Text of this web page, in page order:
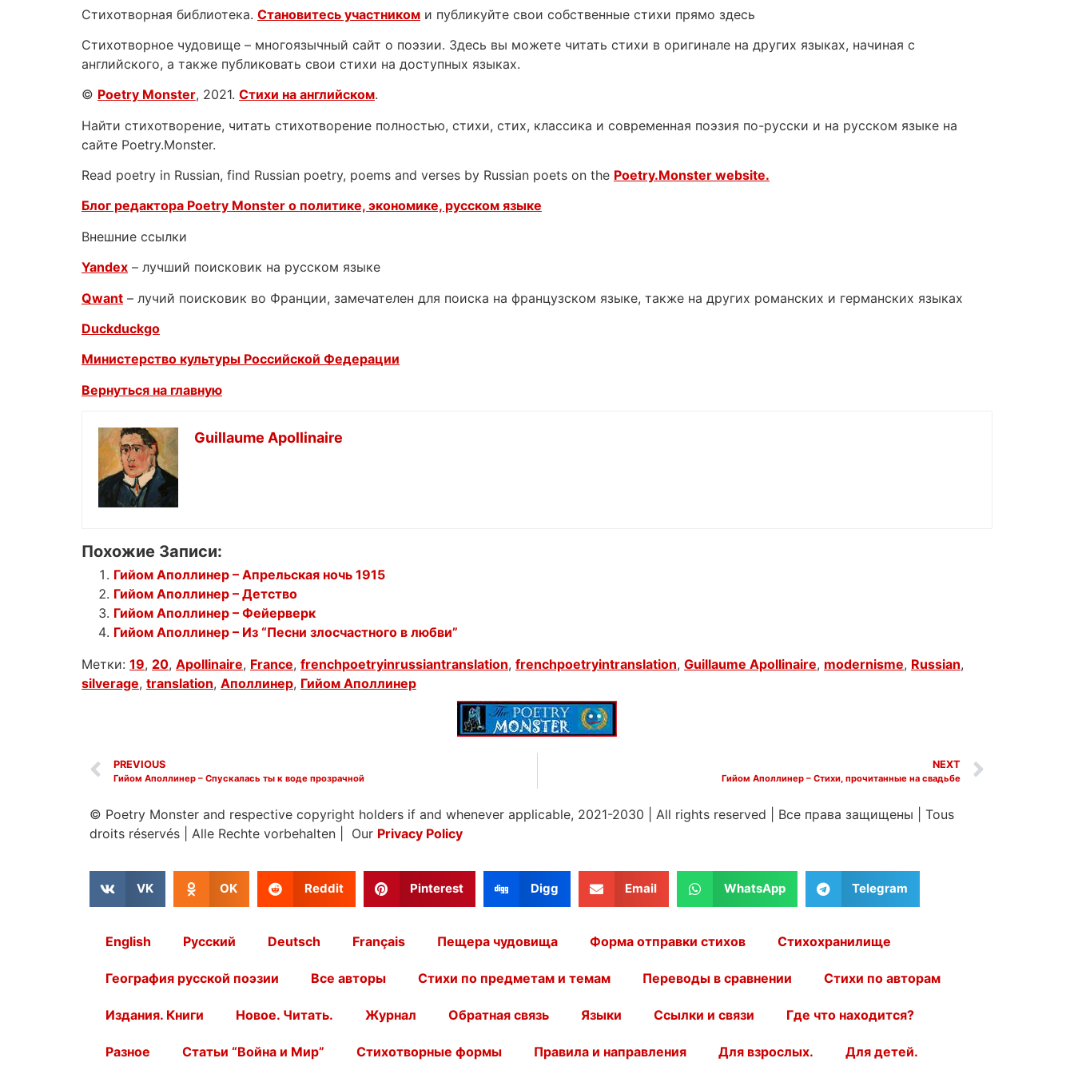
Стихотворная библиотека. Становитесь участником и публикуйте свои собственные стихи прямо здесь
Стихотворное чудовище – многоязычный сайт о поэзии. Здесь вы можете читать стихи в оригинале на других языках, начиная с
английского, а также публиковать свои стихи на доступных языках.
© Poetry Monster, 2021. Стихи на английском.
Найти стихотворение, читать стихотворение полностью, стихи, стих, классика и современная поэзия по-русски и на русском языке на
сайте Poetry.Monster.
Read poetry in Russian, find Russian poetry, poems and verses by Russian poets on the Poetry.Monster website.
Блог редактора Poetry Monster о политике, экономике, русском языке
Внешние ссылки
Yandex – лучший поисковик на русском языке
Qwant – лучий поисковик во Франции, замечателен для поиска на французском языке, также на других романских и германских языках
Duckduckgo
Министерство культуры Российской Федерации
Вернуться на главную
Guillaume Apollinaire
Похожие Записи:
Гийом Аполлинер – Апрельская ночь 1915
Гийом Аполлинер – Детство
Гийом Аполлинер – Фейерверк
Гийом Аполлинер – Из “Песни злосчастного в любви”
Метки: 19, 20, Apollinaire, France, frenchpoetryinrussiantranslation, frenchpoetryintranslation, Guillaume Apollinaire, modernisme, Russian,
silverage, translation, Аполлинер, Гийом Аполлинер
PREVIOUS
Гийом Аполлинер – Спускалась ты к воде прозрачной
NEXT
Гийом Аполлинер – Стихи, прочитанные на свадьбе
© Poetry Monster and respective copyright holders if and whenever applicable, 2021-2030 All rights reserved Все права защищены
Tous
droits réservés
Alle Rechte vorbehalten | Our Privacy Policy
VK OK Reddit Pinterest Digg Email WhatsApp Telegram
English Русский Deutsch Français Пещера чудовища Форма отправки стихов Стихохранилище
География русской поэзии Все авторы Стихи по предметам и темам Переводы в сравнении Стихи по авторам
Издания. Книги Новое. Читать. Журнал Обратная связь Языки Ссылки и связи Где что находится?
Разное Статьи “Война и Мир” Стихотворные формы Правила и направления Для взрослых. Для детей.